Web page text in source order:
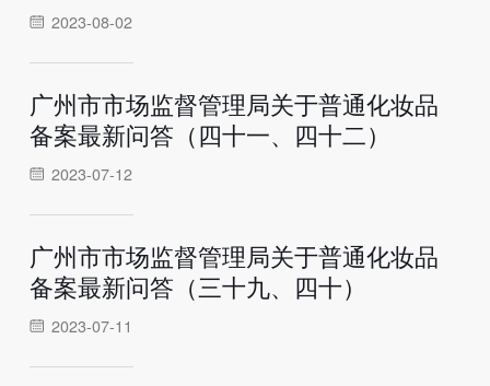
2023-08-02
广州市市场监督管理局关于普通化妆品
备案最新问答（四十一、四十二）
2023-07-12
广州市市场监督管理局关于普通化妆品
备案最新问答（三十九、四十）
2023-07-11